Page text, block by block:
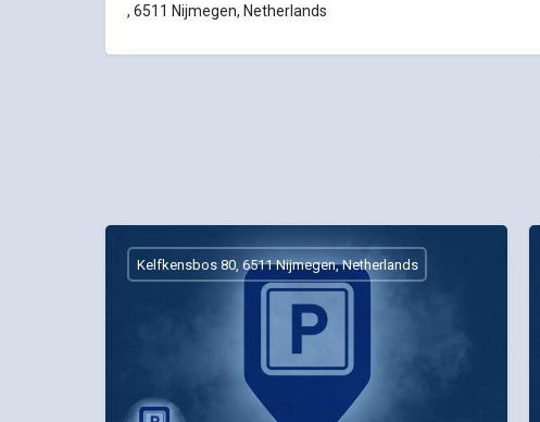
, 6511 Nijmegen, Netherlands
Kelfkensbos 80, 6511 Nijmegen, Netherlands